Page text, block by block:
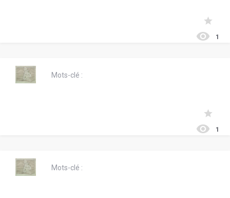
1
Mots-clé :
1
Mots-clé :